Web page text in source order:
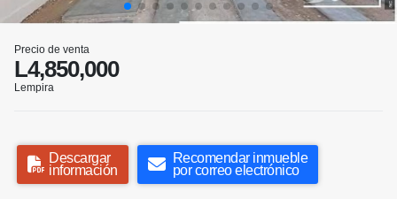
Precio de venta
L4,850,000
Lempira
Descargar
información
Recomendar inmueble
por correo electrónico